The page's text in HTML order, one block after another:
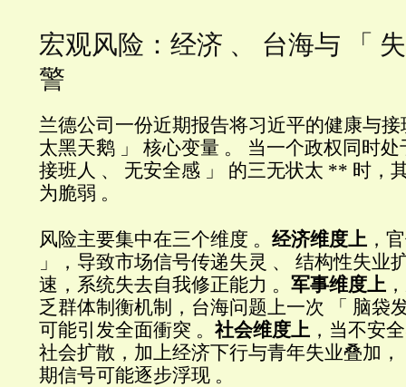
宏观风险：经济 、 台海与 「
警
兰德公司一份近期报告将习近平的健康与
太黑天鹅 」 核心变量 。 当一个政权同时
接班人 、 无安全感 」 的三无状太 ** 时，
为脆弱 。
风险主要集中在三个维度 。 经济维度上 ，
」，导致市场信号传递失灵 、 结构性失业
速，系统失去自我修正能力 。 军事维度上
乏群体制衡机制，台海问题上一次 「 脑袋
可能引发全面衝突 。 社会维度上 ，当不安
社会扩散，加上经济下行与青年失业叠加
期信号可能逐步浮现 。